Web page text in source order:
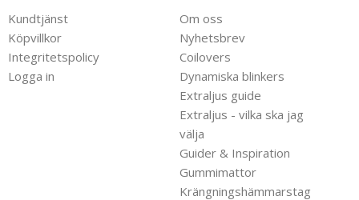
Kundtjänst
Köpvillkor
Integritetspolicy
Logga in
Om oss
Nyhetsbrev
Coilovers
Dynamiska blinkers
Extraljus guide
Extraljus - vilka ska jag
välja
Guider & Inspiration
Gummimattor
Krängningshämmarstag